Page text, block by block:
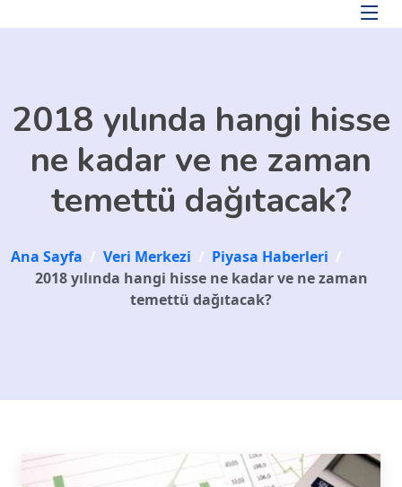
2018 yılında hangi hisse
ne kadar ve ne zaman
temettü dağıtacak?
Ana Sayfa / Veri Merkezi / Piyasa Haberleri /
2018 yılında hangi hisse ne kadar ve ne zaman
temettü dağıtacak?